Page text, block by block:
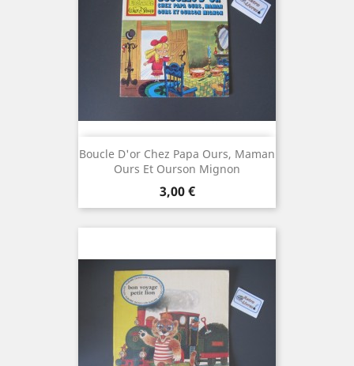
Boucle D'or Chez Papa Ours, Maman
Ours Et Ourson Mignon
Prix
3,00 €